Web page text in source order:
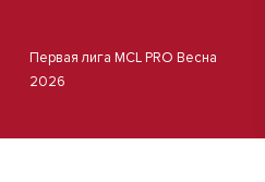
Первая лига MCL PRO Весна
2026